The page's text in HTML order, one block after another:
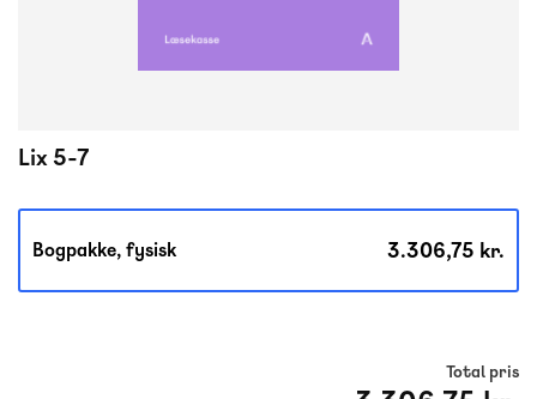
Lix 5-7
Bogpakke, fysisk 3.306,75 kr.
Total pris